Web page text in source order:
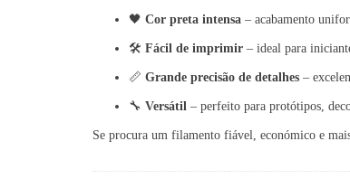
🖤 Cor preta intensa – acabamento
🛠️ Fácil de imprimir – ideal para
📏 Grande precisão de detalhes –
🔧 Versátil – perfeito para protótipos,
Se procura um filamento fiável, económico e